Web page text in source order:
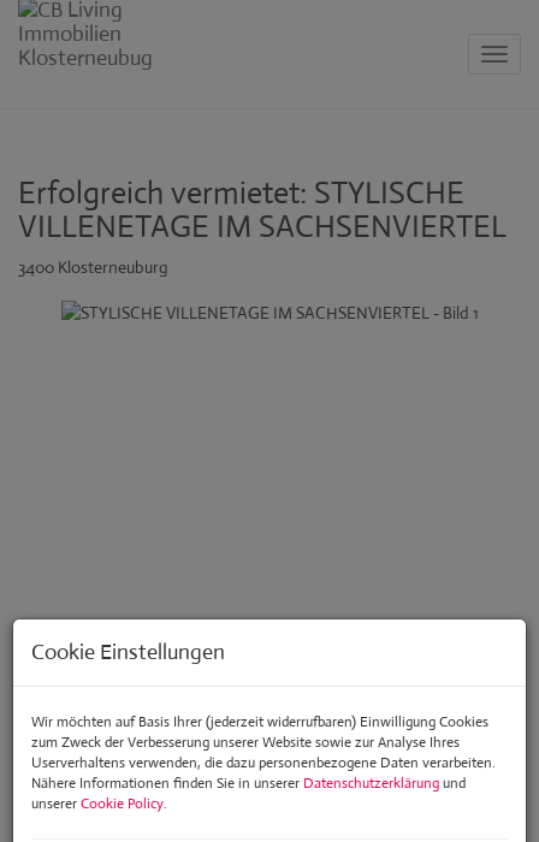
Erfolgreich vermietet: STYLISCHE
VILLENETAGE IM SACHSENVIERTEL
3400 Klosterneuburg
Cookie Einstellungen
Wir möchten auf Basis Ihrer (jederzeit widerrufbaren) Einwilligung Cookies
zum Zweck der Verbesserung unserer Website sowie zur Analyse Ihres
Userverhaltens verwenden, die dazu personenbezogene Daten verarbeiten.
Nähere Informationen finden Sie in unserer Datenschutzerklärungund
unsererCookie Policy.